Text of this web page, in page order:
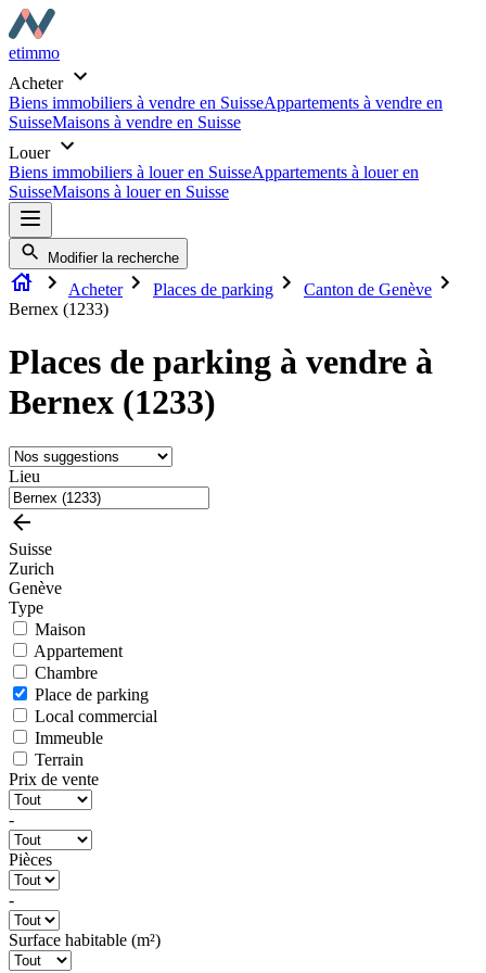
etimmo
Acheter
Biens immobiliers à vendre en SuisseAppartements à vendre en
SuisseMaisons à vendre en Suisse
Louer
Biens immobiliers à louer en SuisseAppartements à louer en
SuisseMaisons à louer en Suisse
Modifier la recherche
Acheter Places de parking
Canton de Genève
Bernex (1233)
Places de parking à vendre à
Bernex (1233)
Lieu
Suisse
Zurich
Genève
Type
Maison
Appartement
Chambre
Place de parking
Local commercial
Immeuble
Terrain
Prix de vente
-
Pièces
-
Surface habitable (m²)